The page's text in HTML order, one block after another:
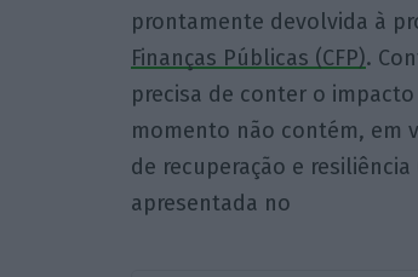
prontamente devolvida à
Finanças Públicas (CFP).
precisa de conter o
momento não contém, em
de recuperação e
apresentada no